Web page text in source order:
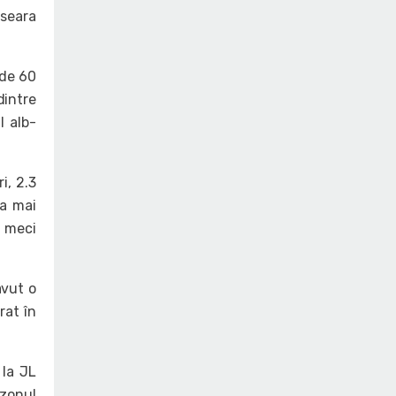
60
alb-
2.3
mai
meci
o
în
JL